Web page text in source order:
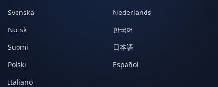
Svenska
Nederlands
Norsk
한국어
Suomi
日本語
Polski
Español
Italiano